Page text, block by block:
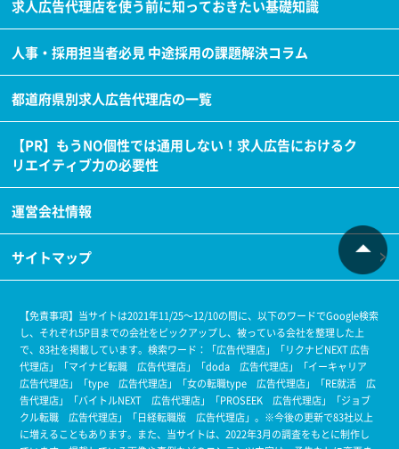
求人広告代理店を使う前に知っておきたい基礎知識
人事・採用担当者必見 中途採用の課題解決コラム
都道府県別求人広告代理店の一覧
【PR】もうNO個性では通用しない！求人広告におけるク
リエイティブ力の必要性
運営会社情報
サイトマップ
【免責事項】当サイトは2021年11/25～12/10の間に、以下のワードでGoogle検索
し、それぞれ5P目までの会社をピックアップし、被っている会社を整理した上
で、83社を掲載しています。検索ワード：「広告代理店」「リクナビNEXT 広告
代理店」「マイナビ転職 広告代理店」「doda 広告代理店」「イーキャリア
広告代理店」「type 広告代理店」「女の転職type 広告代理店」「RE就活 広
告代理店」「バイトルNEXT 広告代理店」「PROSEEK 広告代理店」「ジョブ
クル転職 広告代理店」「日経転職版 広告代理店」。 ※今後の更新で83社以上
に増えることもあります。 また、当サイトは、2022年3月の調査をもとに制作し